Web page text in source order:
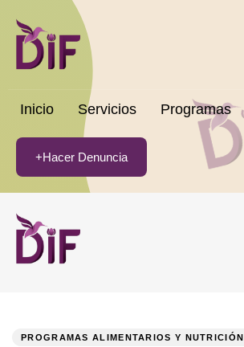
Inicio Servicios Programas
+Hacer Denuncia
PROGRAMAS ALIMENTARIOS Y NUTRICIÓN